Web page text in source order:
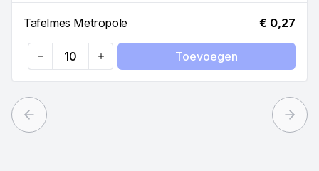
Tafelmes Metropole € 0,27
Quantity
Toevoegen
Previous slide Next